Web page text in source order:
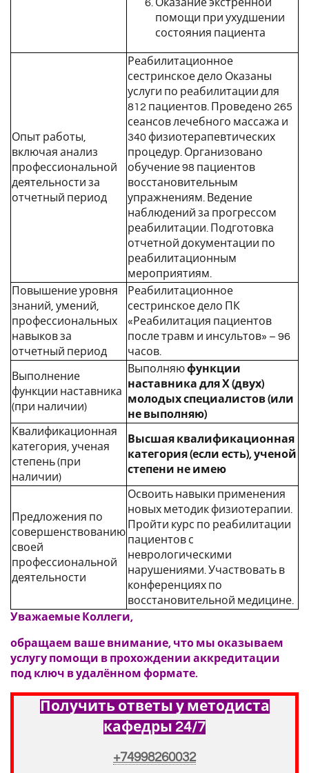
Оказание экстренной
помощи при ухудшении
состояния пациента
Опыт работы,
включая анализ
профессиональной
деятельности за
отчетный период
Реабилитационное
сестринское дело Оказаны
услуги по реабилитации для
812 пациентов. Проведено 265
сеансов лечебного массажа и
340 физиотерапевтических
процедур. Организовано
обучение 98 пациентов
восстановительным
упражнениям. Ведение
наблюдений за прогрессом
реабилитации. Подготовка
отчетной документации по
реабилитационным
мероприятиям.
Повышение уровня
знаний, умений,
профессиональных
навыков за
отчетный период
Реабилитационное
сестринское дело ПК
«Реабилитация пациентов
после травм и инсультов» – 96
часов.
Выполнение
функции наставника
(при наличии)
Выполняюфункции
наставника для Х (двух)
молодых специалистов (или
не выполняю)
Квалификационная
категория, ученая
степень (при
наличии)
Высшая квалификационная
категория (если есть), ученой
степени не имею
Предложения по
совершенствованию
своей
профессиональной
деятельности
Освоить навыки применения
новых методик физиотерапии.
Пройти курс по реабилитации
пациентов с
неврологическими
нарушениями. Участвовать в
конференциях по
восстановительной медицине.
Уважаемые Коллеги,
обращаем ваше внимание, что мы оказываем
услугу помощи в прохождении аккредитации
под ключ в удалённом формате.
Получить ответы у методиста
кафедры 24/7
+74998260032